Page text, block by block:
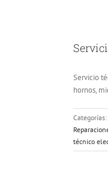
Servicio
hornos,
Categorías:
técnico